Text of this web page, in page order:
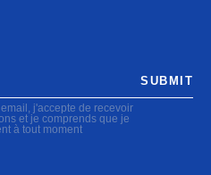
j'accepte de recevoir
et je comprends que je
à tout moment
SUBMIT